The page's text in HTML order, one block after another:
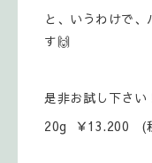
と、いうわけで
す🙌
是非お試し下さい
20g ￥13.200 (